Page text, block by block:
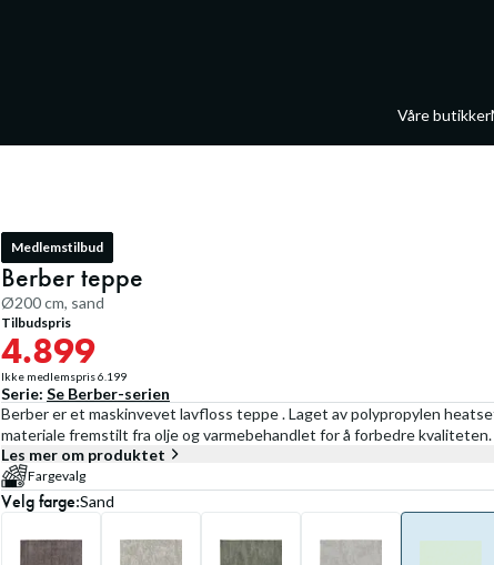
Våre butikker
Medlemstilbud
Berber teppe
Ø200 cm, sand
Tilbudspris
4.899
Ikke medlemspris6.199
Serie: Se Berber-serien
Berber er et maskinvevet lavfloss teppe . Laget av polypropylen
materiale fremstilt fra olje og varmebehandlet for å forbedre kvaliteten.
Les mer om produktet
Fargevalg
Velgfarge:Sand